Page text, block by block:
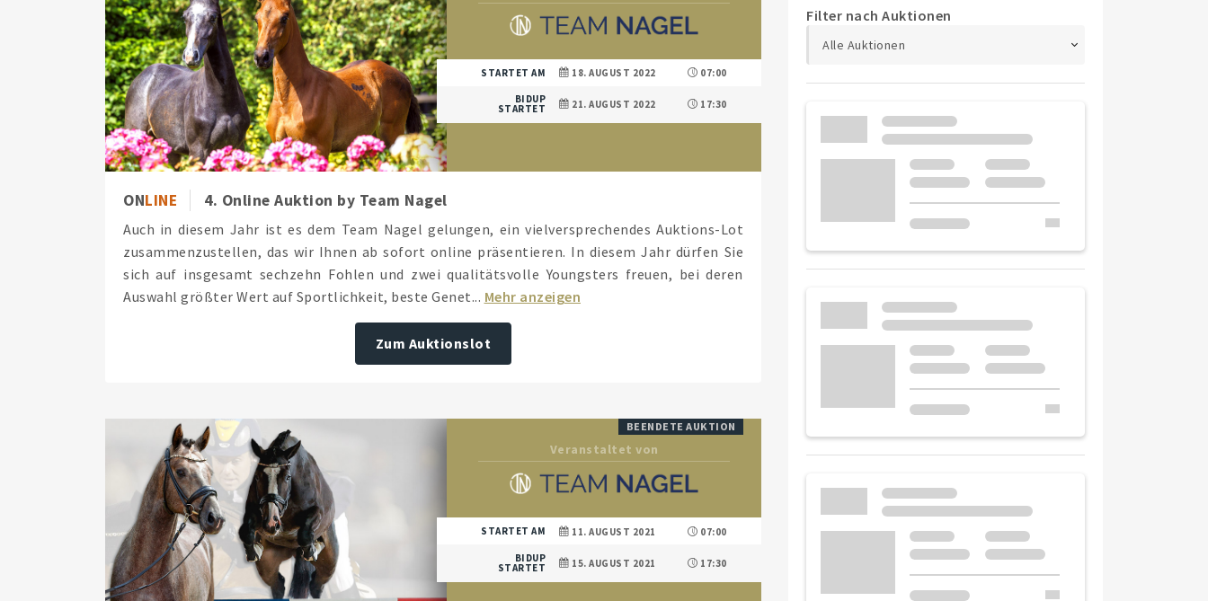
STARTET AM 18. AUGUST 2022 07:00
BIDUP
STARTET 21. AUGUST 2022 17:30
ONLINE 4. Online Auktion by Team Nagel
Auch in diesem Jahr ist es dem Team Nagel gelungen, ein vielversprechendes Auktions-Lot
zusammenzustellen, das wir Ihnen ab sofort online präsentieren. In diesem Jahr dürfen Sie
sich auf insgesamt sechzehn Fohlen und zwei qualitätsvolle Youngsters freuen, bei deren
Auswahl größter Wert auf Sportlichkeit, beste Genet... Mehr anzeigen
Zum Auktionslot
BEENDETE AUKTION
Veranstaltet von
STARTET AM 11. AUGUST 2021 07:00
BIDUP
STARTET 15. AUGUST 2021 17:30
Alle Auktionen
Filter nach Auktionen